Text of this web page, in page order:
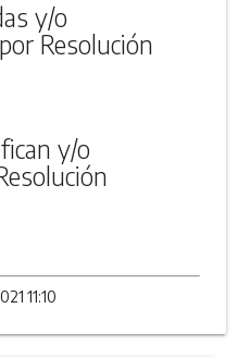
y/o
Resolución
y/o
11:10